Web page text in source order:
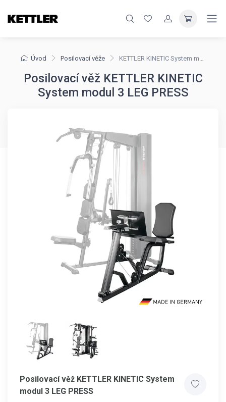
Úvod Posilovací věže KETTLER KINETIC System modul 3 LEG PRESS
Posilovací věž KETTLER KINETIC
System modul 3 LEG PRESS
Posilovací věž KETTLER KINETIC System
modul 3 LEG PRESS